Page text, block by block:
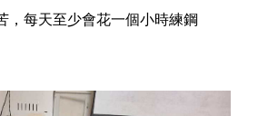
，每天至少會花一個小時練鋼